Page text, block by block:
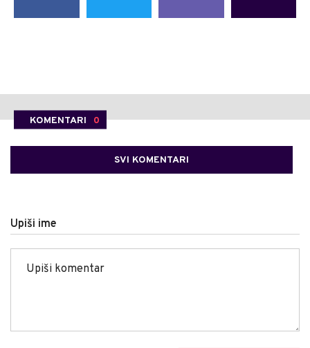
KOMENTARI 0
SVI KOMENTARI
Upiši ime